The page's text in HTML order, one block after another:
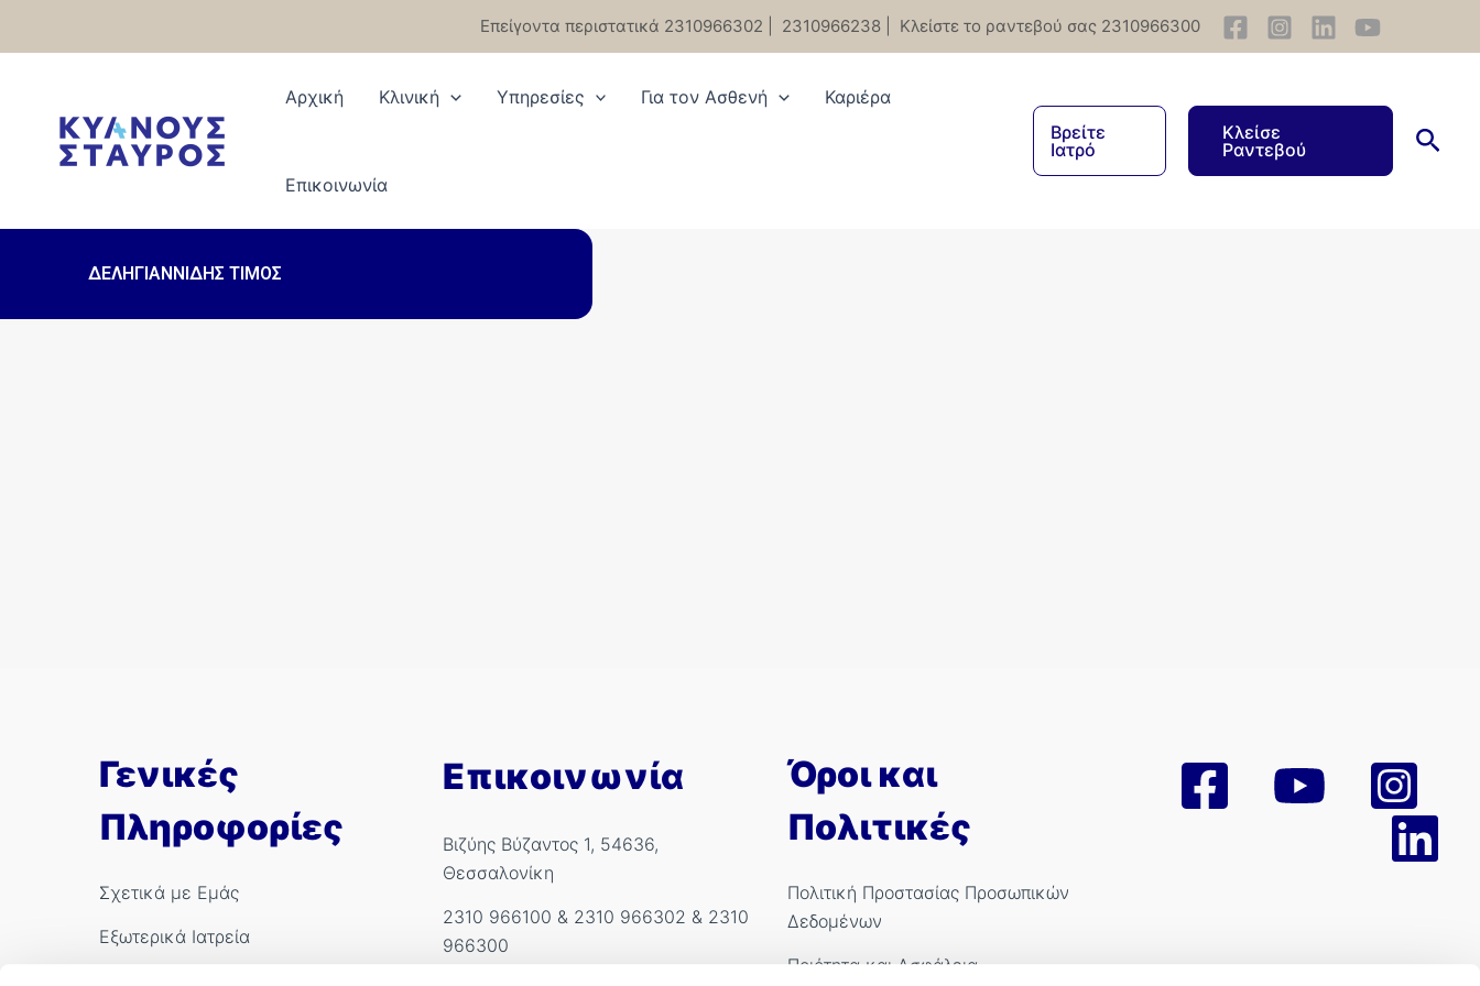
Επείγοντα περιστατικά 2310966302 2310966238 Κλείστε το ραντεβού σας 2310966300
Αρχική Κλινική Υπηρεσίες Για τον Ασθενή Καριέρα
Eπικοινωνία
Βρείτε
Ιατρό
Κλείσε
Ραντεβού
ΔΕΛΗΓΙΑΝΝΙΔΗΣ ΤΙΜΟΣ
Γενικές
Πληροφορίες
Σχετικά με Εμάς
Εξωτερικά Ιατρεία
Επικοινωνία
Βιζύης Βύζαντος 1, 54636,
Θεσσαλονίκη
2310 966100 & 2310 966302 & 2310
966300
Όροι και
Πολιτικές
Πολιτική Προστασίας Προσωπικών
Δεδομένων
Ποιότητα και Ασφάλεια